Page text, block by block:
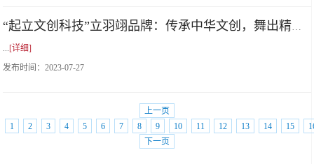
...[详细]
发布时间：2023-07-27
上一页
1
2 3 4 5 6 7 8 9 10 11 12 13 14 15
下一页